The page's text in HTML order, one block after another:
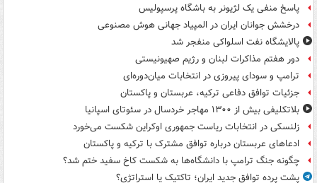
پاسخ منفی یک لژیونر به باشگاه پرسپولیس
درخشش جوانان ایران در المپیاد جهانی هوش مصنوعی
پالایشگاه نفت اسلواکی منفجر شد
دور هفتم مذاکرات لبنان و رژیم صهیونیستی
ترامپ و سودای پیروزی در انتخابات میان‌دوره‌ای
جزئیات توافق دفاعی ترکیه، عربستان و پاکستان
بلاتکلیفی بیش از ۱۳۰۰ مهاجر خردسال در سئوتای اسپانیا
زلنسکی در انتخابات ریاست جمهوری اوکراین شکست می‌خورد
ادعاهای عربستان درباره توافق مشترک با ترکیه و پاکستان
چگونه جنگ ترامپ با دانشگاه‌ها به شکست کاخ سفید ختم شد؟
پشت پرده توافق جدید ایران؛ تاکتیک یا استراتژی؟